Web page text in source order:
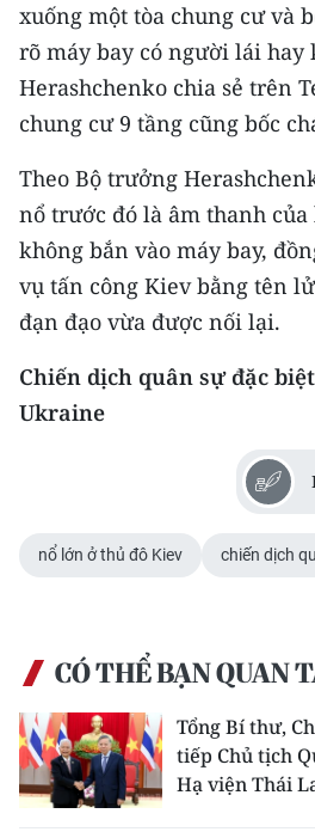
RADIO
MEDIA CENTER
E-Magazine
Video
Media Chính trị
Media Kinh tế
Media Văn hóa
Media Y tế
Media Khoa học - Công nghệ
xuống một tòa chung cư và
rõ máy bay có người lái hay
Herashchenko chia sẻ trên
chung cư 9 tầng cũng bốc
Theo Bộ trưởng
nổ trước đó là âm thanh
không bắn vào máy bay,
vụ tấn công Kiev bằng tên
đạn đạo vừa được nối lại.
Chiến dịch quân sự đặc
Ukraine
nổ lớn ở thủ đô Kiev chiến dịch
CÓ THỂ BẠN QUAN
Tổng Bí thư,
tiếp Chủ tịch
Hạ viện Thái